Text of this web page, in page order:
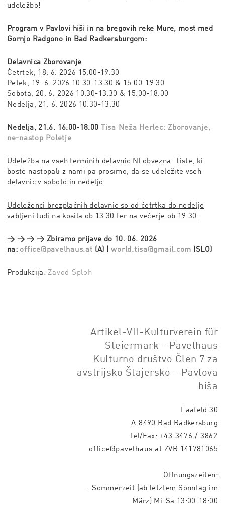
udeležbo!
Program v Pavlovi hiši in na bregovih reke Mure, most med
Gornjo Radgono in Bad Radkersburgom:
Delavnica Zborovanje
Četrtek, 18. 6. 2026 15.00-19.30
Petek, 19. 6. 2026 10.30-13.30 & 15.00-19.30
Sobota, 20. 6. 2026 10.30-13.30 & 15.00-18.00
Nedelja, 21. 6. 2026 10.30-13.30
Nedelja, 21.6. 16.00-18.00
Tisa Neža Herlec: Zborovanje,
ne-nastop Poletje
Udeležba na vseh terminih delavnic NI obvezna. Tiste, ki
boste nastopali z nami pa prosimo, da se udeležite vseh
delavnic v soboto in nedeljo.
Udeleženci brezplačnih delavnic so od četrtka do nedelje
vabljeni tudi na kosila ob 13.30 ter na večerje ob 19.30.
→ → → → Zbiramo prijave do 10. 06. 2026
na: office@pavelhaus.at (A) |world.tisa@gmail.com (SLO)
Produkcija: Zavod Sploh
Artikel-VII-Kulturverein für
Steiermark - Pavelhaus
Kulturno društvo Člen 7 za
avstrijsko Štajersko – Pavlova
hiša
Laafeld 30
A-8490 Bad Radkersburg
Tel/Fax:+43 3476 / 3862
office@pavelhaus.at ZVR 141781065
Öffnungszeiten:
- Sommerzeit (ab letztem Sonntag im
März) Mi-Sa 13:00-18:00